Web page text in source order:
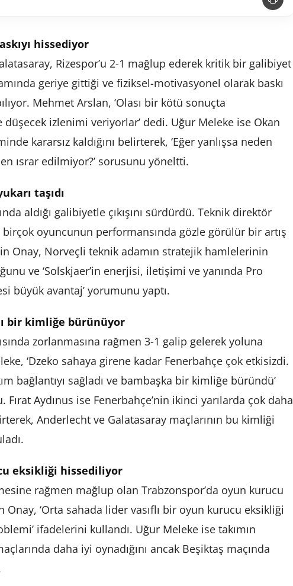
hissediyor
Rizespor’u 2-1 mağlup ederek kritik bir galibiyet
geriye gittiği ve fiziksel-motivasyonel olarak baskı
Mehmet Arslan, ‘Olası bir kötü sonuçta
izlenimi veriyorlar’ dedi. Uğur Meleke ise Okan
kararsız kaldığını belirterek, ‘Eğer yanlışsa neden
ısrar edilmiyor?’ sorusunu yöneltti.
taşıdı
aldığı galibiyetle çıkışını sürdürdü. Teknik direktör
birçok oyuncunun performansında gözle görülür bir artış
Onay, Norveçli teknik adamın stratejik hamlelerinin
ve ‘Solskjaer’in enerjisi, iletişimi ve yanında Pro
büyük avantaj’ yorumunu yaptı.
bir kimliğe bürünüyor
zorlanmasına rağmen 3-1 galip gelerek yoluna
‘Dzeko sahaya girene kadar Fenerbahçe çok etkisizdi.
bağlantıyı sağladı ve bambaşka bir kimliğe büründü’
Aydınus ise Fenerbahçe’nin ikinci yarılarda çok daha
Anderlecht ve Galatasaray maçlarının bu kimliği
eksikliği hissediliyor
rağmen mağlup olan Trabzonspor’da oyun kurucu
‘Orta sahada lider vasıflı bir oyun kurucu eksikliği
ifadelerini kullandı. Uğur Meleke ise takımın
daha iyi oynadığını ancak Beşiktaş maçında